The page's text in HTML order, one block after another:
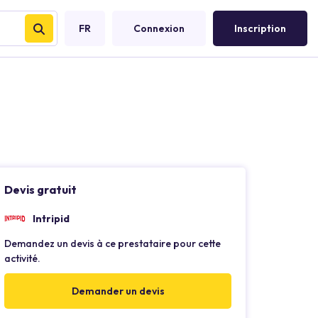
FR Connexion Inscription
Devis gratuit
Intripid
Demandez un devis à ce prestataire pour cette
activité.
Demander un devis